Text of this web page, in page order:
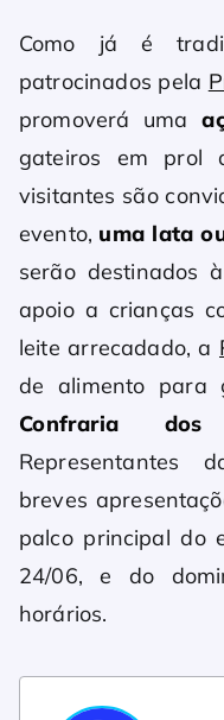
Como já é
patrocinados pela
promoverá uma
gateiros em prol
visitantes são
evento, uma lata
serão destinados à
apoio a crianças
leite arrecadado, a
de alimento para
Confraria
Representantes
breves
palco principal do
24/06, e do
horários.